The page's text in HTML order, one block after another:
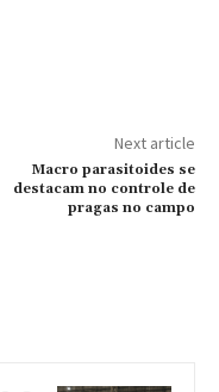
Next article
Macro parasitoides se
destacam no controle de
pragas no campo